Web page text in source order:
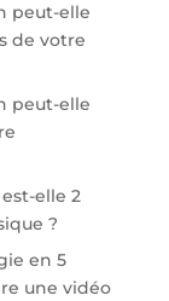
peut-elle
de votre
peut-elle
elle 2
?
en 5
une vidéo